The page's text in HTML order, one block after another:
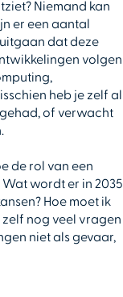
Niemand kan
er een aantal
dat deze
volgen
heb je zelf al
of verwacht
de rol van een
wordt er in 2035
Hoe moet ik
nog veel vragen
niet als gevaar,